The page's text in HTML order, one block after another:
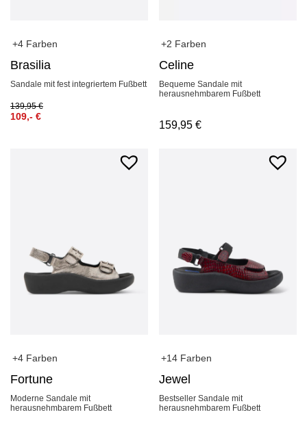
+4 Farben
Brasilia
Sandale mit fest integriertem Fußbett
139,95€
109,- €
+2 Farben
Celine
Bequeme Sandale mit
herausnehmbarem Fußbett
159,95€
+4 Farben
Fortune
Moderne Sandale mit
herausnehmbarem Fußbett
+14 Farben
Jewel
Bestseller Sandale mit
herausnehmbarem Fußbett